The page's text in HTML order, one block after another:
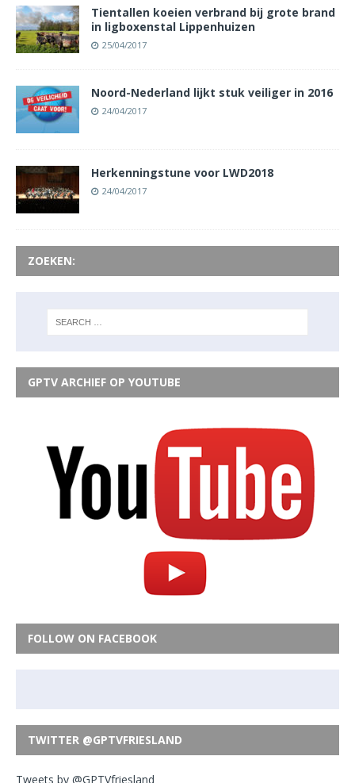
Tientallen koeien verbrand bij grote brand
in ligboxenstal Lippenhuizen
25/04/2017
Noord-Nederland lijkt stuk veiliger in 2016
24/04/2017
Herkenningstune voor LWD2018
24/04/2017
ZOEKEN:
GPTV ARCHIEF OP YOUTUBE
FOLLOW ON FACEBOOK
TWITTER @GPTVFRIESLAND
Tweets by @GPTVfriesland